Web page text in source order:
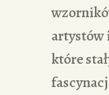
artystów
które